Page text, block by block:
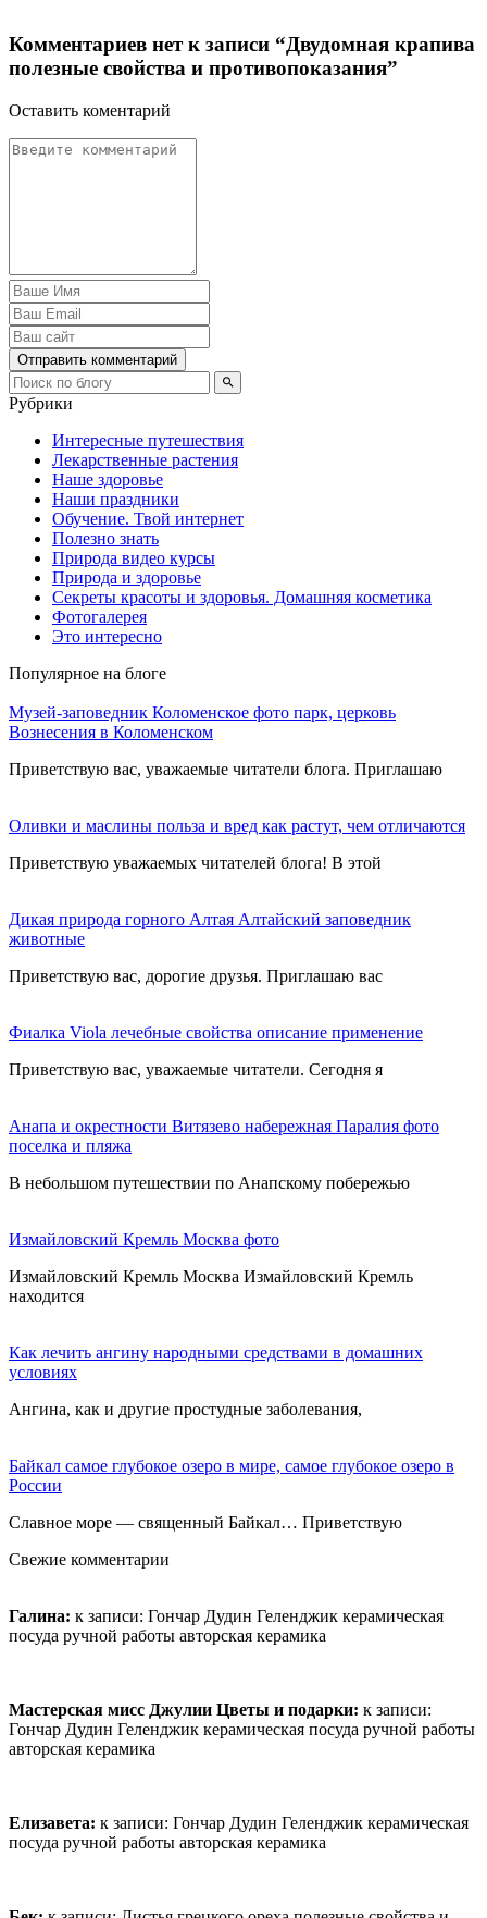
Комментариев нет к записи “Двудомная крапива
полезные свойства и противопоказания”
Оставить коментарий
Отправить комментарий
Рубрики
Интересные путешествия
Лекарственные растения
Наше здоровье
Наши праздники
Обучение. Твой интернет
Полезно знать
Природа видео курсы
Природа и здоровье
Секреты красоты и здоровья. Домашняя косметика
Фотогалерея
Это интересно
Популярное на блоге
Музей-заповедник Коломенское фото парк, церковь
Вознесения в Коломенском
Приветствую вас, уважаемые читатели блога. Приглашаю
Оливки и маслины польза и вред как растут, чем отличаются
Приветствую уважаемых читателей блога! В этой
Дикая природа горного Алтая Алтайский заповедник
животные
Приветствую вас, дорогие друзья. Приглашаю вас
Фиалка Viola лечебные свойства описание применение
Приветствую вас, уважаемые читатели. Сегодня я
Анапа и окрестности Витязево набережная Паралия фото
поселка и пляжа
В небольшом путешествии по Анапскому побережью
Измайловский Кремль Москва фото
Измайловский Кремль Москва Измайловский Кремль
находится
Как лечить ангину народными средствами в домашних
условиях
Ангина, как и другие простудные заболевания,
Байкал самое глубокое озеро в мире, самое глубокое озеро в
России
Славное море — священный Байкал… Приветствую
Свежие комментарии
Галина: к записи: Гончар Дудин Геленджик керамическая
посуда ручной работы авторская керамика
Мастерская мисс Джулии Цветы и подарки: к записи:
Гончар Дудин Геленджик керамическая посуда ручной работы
авторская керамика
Елизавета: к записи: Гончар Дудин Геленджик керамическая
посуда ручной работы авторская керамика